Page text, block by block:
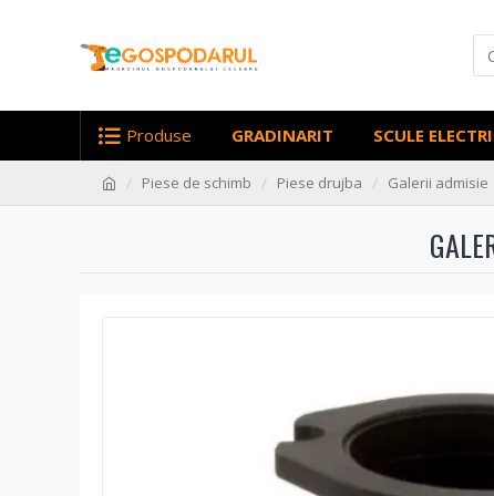
Produse GRADINARIT SCULE
Piese de schimb Piese drujba Galerii admisie